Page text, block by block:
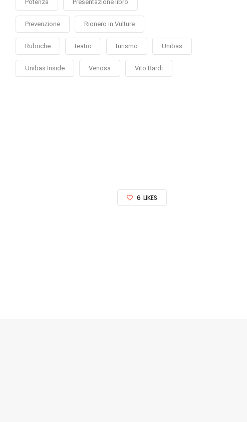
Potenza Presentazione libro
Prevenzione Rionero in Vulture
Rubriche teatro turismo Unibas
Unibas Inside Venosa Vito Bardi
6 LIKES